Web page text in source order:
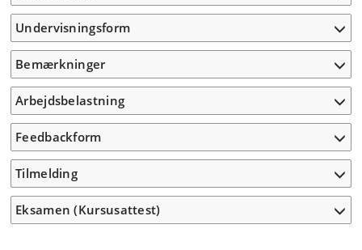
Undervisningsform
Bemærkninger
Arbejdsbelastning
Feedbackform
Tilmelding
Eksamen (Kursusattest)